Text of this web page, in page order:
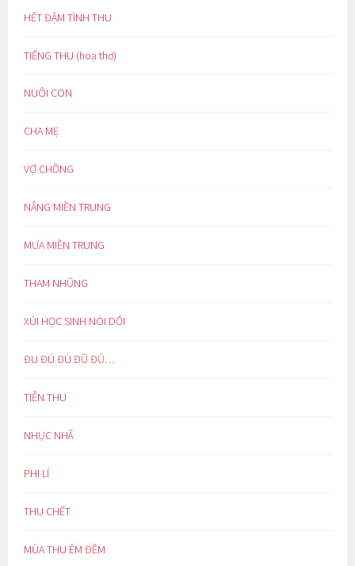
HẾT ĐẬM TÌNH THU
TIẾNG THU (hoạ thơ)
NUÔI CON
CHA MẸ
VỢ CHỒNG
NẮNG MIỀN TRUNG
MƯA MIỀN TRUNG
THAM NHŨNG
XÚI HỌC SINH NÓI DỐI
ĐU ĐÚ ĐÙ ĐŨ ĐỦ…
TIỄN THU
NHỤC NHÃ
PHI LÍ
THU CHẾT
MÙA THU ÊM ĐỀM